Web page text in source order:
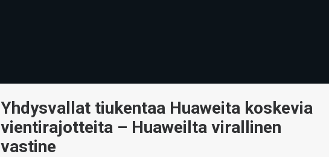
Yhdysvallat tiukentaa Huaweita koskevia
vientirajotteita – Huaweilta virallinen
vastine